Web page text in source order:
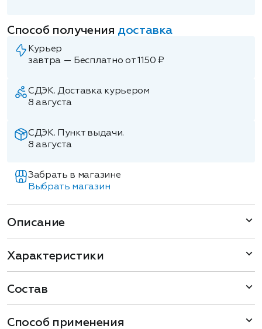
Способ получения доставка
Курьер
завтра — Бесплатно от 1150 ₽
СДЭК. Доставка курьером
8 августа
СДЭК. Пункт выдачи.
8 августа
Забрать в магазине
Выбрать магазин
Описание
Характеристики
Состав
Способ применения